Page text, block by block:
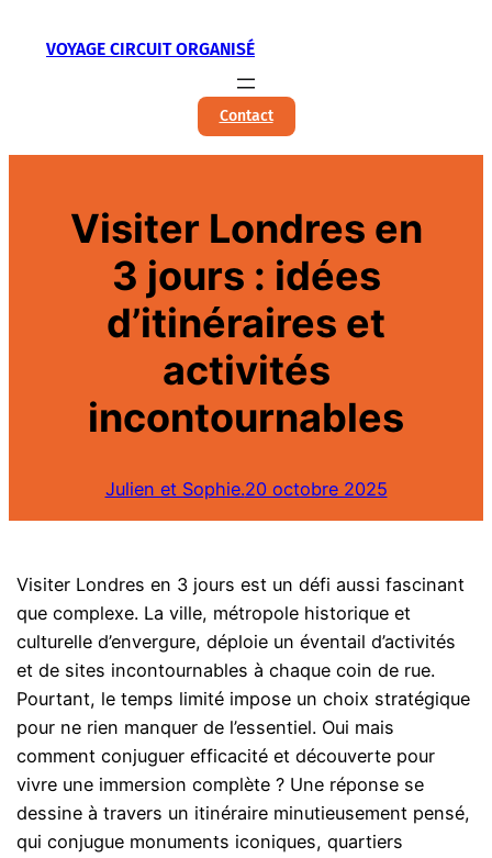
VOYAGE CIRCUIT ORGANISÉ
Contact
Visiter Londres en
3 jours : idées
d’itinéraires et
activités
incontournables
Julien et Sophie.20 octobre 2025
Visiter Londres en 3 jours est un défi aussi fascinant
que complexe. La ville, métropole historique et
culturelle d’envergure, déploie un éventail d’activités
et de sites incontournables à chaque coin de rue.
Pourtant, le temps limité impose un choix stratégique
pour ne rien manquer de l’essentiel. Oui mais
comment conjuguer efficacité et découverte pour
vivre une immersion complète ? Une réponse se
dessine à travers un itinéraire minutieusement pensé,
qui conjugue monuments iconiques, quartiers